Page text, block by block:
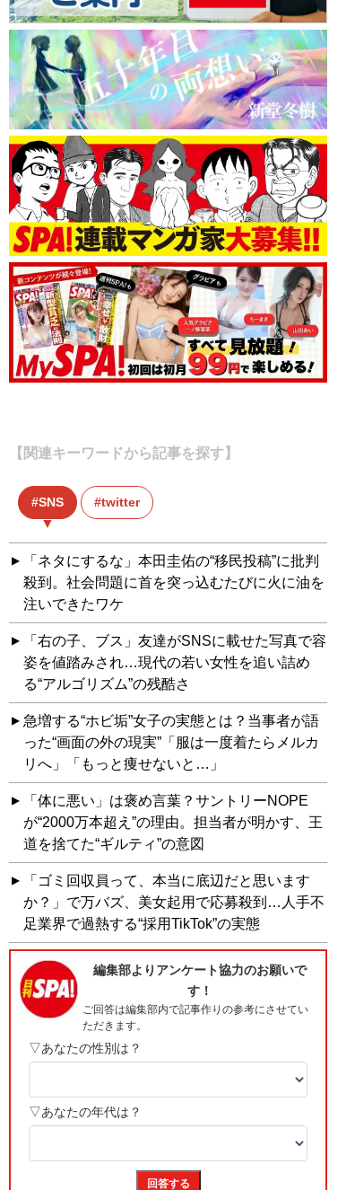
【関連キーワードから記事を探す】
SNS twitter
「ネタにするな」本田圭佑の“移民投稿”に批判
殺到。社会問題に首を突っ込むたびに火に油を
注いできたワケ
「右の子、ブス」友達がSNSに載せた写真で容
姿を値踏みされ…現代の若い女性を追い詰め
る“アルゴリズム”の残酷さ
急増する“ホビ垢”女子の実態とは？当事者が語
った“画面の外の現実”「服は一度着たらメルカ
リへ」「もっと痩せないと…」
「体に悪い」は褒め言葉？サントリーNOPE
が“2000万本超え”の理由。担当者が明かす、王
道を捨てた“ギルティ”の意図
「ゴミ回収員って、本当に底辺だと思います
か？」で万バズ、美女起用で応募殺到…人手不
足業界で過熱する“採用TikTok”の実態